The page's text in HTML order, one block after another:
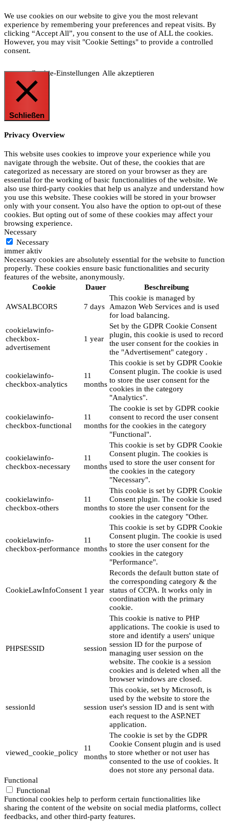
We use cookies on our website to give you the most relevant
experience by remembering your preferences and repeat visits. By
clicking “Accept All”, you consent to the use of ALL the cookies.
However, you may visit "Cookie Settings" to provide a controlled
consent.
Cookie-Einstellungen Alle akzeptieren
Schließen
Privacy Overview
This website uses cookies to improve your experience while you
navigate through the website. Out of these, the cookies that are
categorized as necessary are stored on your browser as they are
essential for the working of basic functionalities of the website. We
also use third-party cookies that help us analyze and understand how
you use this website. These cookies will be stored in your browser
only with your consent. You also have the option to opt-out of these
cookies. But opting out of some of these cookies may affect your
browsing experience.
Necessary
Necessary
immer aktiv
Necessary cookies are absolutely essential for the website to function
properly. These cookies ensure basic functionalities and security
features of the website, anonymously.
Cookie
Dauer Beschreibung
AWSALBCORS 7 days
This cookie is managed by
Amazon Web Services and is used
for load balancing.
cookielawinfo-
checkbox-
advertisement
1 year
Set by the GDPR Cookie Consent
plugin, this cookie is used to record
the user consent for the cookies in
the "Advertisement" category .
cookielawinfo-
checkbox-analytics
11
months
This cookie is set by GDPR Cookie
Consent plugin. The cookie is used
to store the user consent for the
cookies in the category
"Analytics".
cookielawinfo-
checkbox-functional
11
months
The cookie is set by GDPR cookie
consent to record the user consent
for the cookies in the category
"Functional".
cookielawinfo-
checkbox-necessary
11
months
This cookie is set by GDPR Cookie
Consent plugin. The cookies is
used to store the user consent for
the cookies in the category
"Necessary".
cookielawinfo-
checkbox-others
11
months
This cookie is set by GDPR Cookie
Consent plugin. The cookie is used
to store the user consent for the
cookies in the category "Other.
cookielawinfo-
checkbox-performance
11
months
This cookie is set by GDPR Cookie
Consent plugin. The cookie is used
to store the user consent for the
cookies in the category
"Performance".
CookieLawInfoConsent 1 year
Records the default button state of
the corresponding category & the
status of CCPA. It works only in
coordination with the primary
cookie.
PHPSESSID session
This cookie is native to PHP
applications. The cookie is used to
store and identify a users' unique
session ID for the purpose of
managing user session on the
website. The cookie is a session
cookies and is deleted when all the
browser windows are closed.
sessionId session
This cookie, set by Microsoft, is
used by the website to store the
user's session ID and is sent with
each request to the ASP.NET
application.
viewed_cookie_policy
11
months
The cookie is set by the GDPR
Cookie Consent plugin and is used
to store whether or not user has
consented to the use of cookies. It
does not store any personal data.
Functional
Functional
Functional cookies help to perform certain functionalities like
sharing the content of the website on social media platforms, collect
feedbacks, and other third-party features.